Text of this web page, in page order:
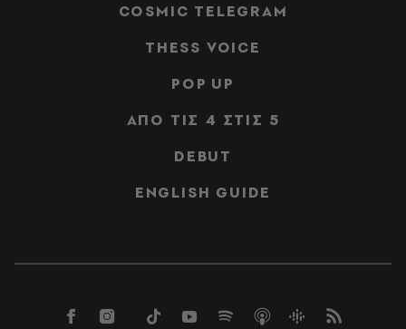
COSMIC TELEGRAM
THESS VOICE
POP UP
ΑΠΟ ΤΙΣ 4 ΣΤΙΣ 5
DEBUT
ENGLISH GUIDE